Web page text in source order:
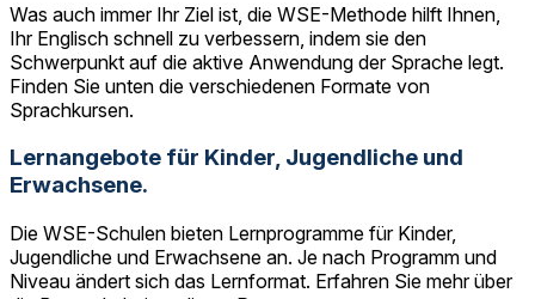
Was auch immer Ihr Ziel ist, die WSE-Methode hilft Ihnen,
Ihr Englisch schnell zu verbessern, indem sie den
Schwerpunkt auf die aktive Anwendung der Sprache legt.
Finden Sie unten die verschiedenen Formate von
Sprachkursen.
Lernangebote für Kinder, Jugendliche und
Erwachsene.
Die WSE-Schulen bieten Lernprogramme für Kinder,
Jugendliche und Erwachsene an. Je nach Programm und
Niveau ändert sich das Lernformat. Erfahren Sie mehr über